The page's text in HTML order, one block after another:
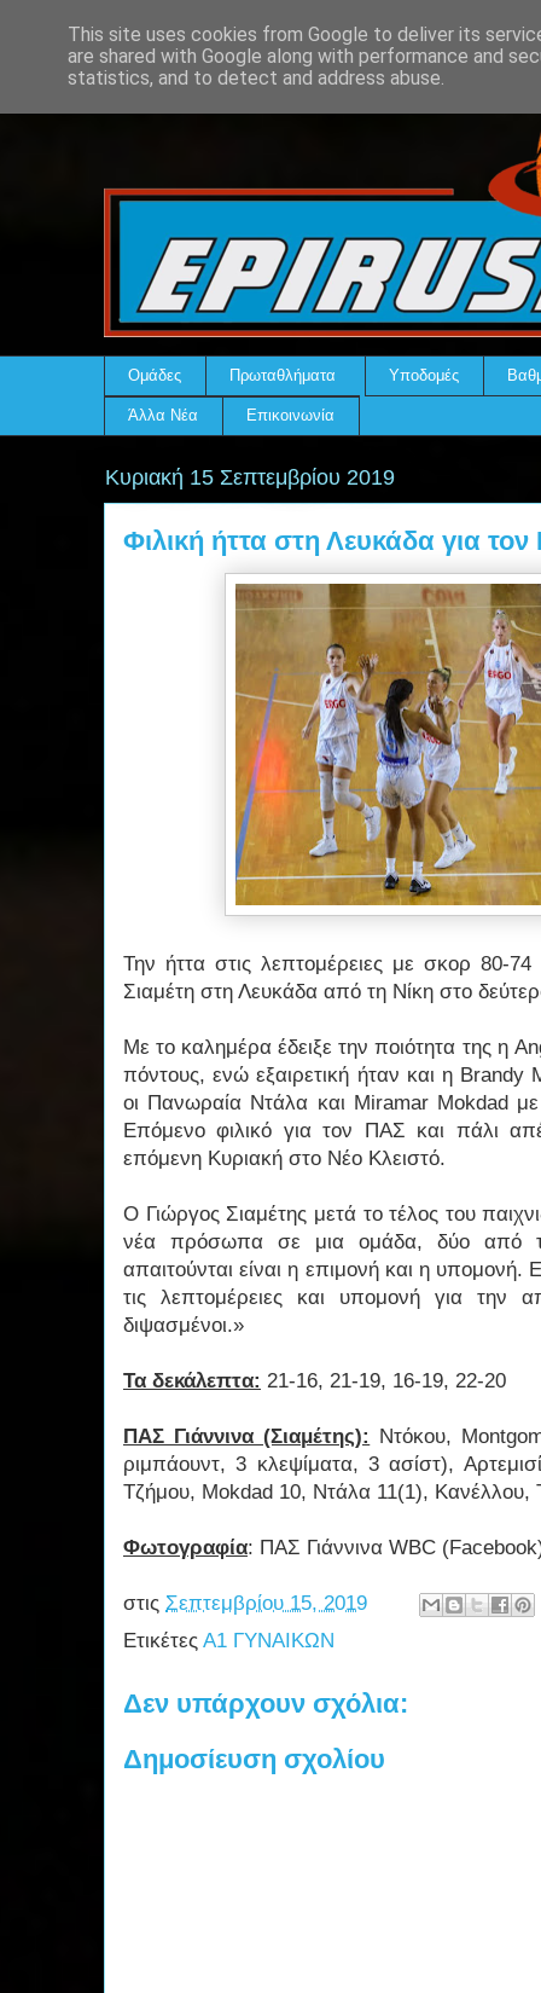
Ομάδες Πρωταθλήματα Υποδομές
Άλλα Νέα Επικοινωνία
Κυριακή 15 Σεπτεμβρίου 2019
Φιλική ήττα στη Λευκάδα για
Την ήττα στις λεπτομέρειες με σκορ 80-
Σιαμέτη στη Λευκάδα από τη Νίκη στο
Με το καλημέρα έδειξε την ποιότητα της η
πόντους, ενώ εξαιρετική ήταν και η Brandy
οι Πανωραία Ντάλα και Miramar Mokdad με
Επόμενο φιλικό για τον ΠΑΣ και πάλι
επόμενη Κυριακή στο Νέο Κλειστό.
Ο Γιώργος Σιαμέτης μετά το τέλος του
νέα πρόσωπα σε μια ομάδα, δύο από
απαιτούνται είναι η επιμονή και η υπομονή.
τις λεπτομέρειες και υπομονή για την
διψασμένοι.»
Τα δεκάλεπτα: 21-16, 21-19, 16-19, 22-20
ΠΑΣ Γιάννινα (Σιαμέτης):
Ντόκου,
ριμπάουντ, 3 κλεψίματα, 3 ασίστ),
Τζήμου, Mokdad 10, Ντάλα 11(1), Κανέλλου,
Φωτογραφία: ΠΑΣ Γιάννινα WBC
στις Σεπτεμβρίου 15, 2019
Ετικέτες Α1 ΓΥΝΑΙΚΩΝ
Δεν υπάρχουν σχόλια:
Δημοσίευση σχολίου
This site uses cookies from Google to deliver its
are shared with Google along with performance and
statistics, and to detect and address abuse.